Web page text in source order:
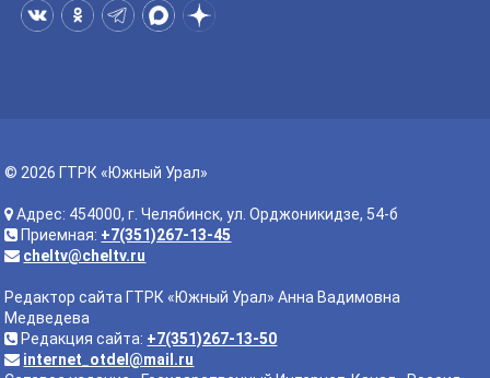
© 2026 ГТРК «Южный Урал»
Адрес: 454000, г. Челябинск, ул. Орджоникидзе, 54-б
Приемная: +7(351)267-13-45
cheltv@cheltv.ru
Редактор сайта ГТРК «Южный Урал» Анна Вадимовна
Медведева
Редакция сайта: +7(351)267-13-50
internet_otdel@mail.ru